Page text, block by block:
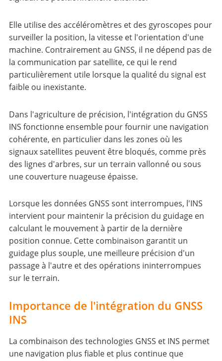
Elle utilise des accéléromètres et des gyroscopes pour
surveiller la position, la vitesse et l'orientation d'une
machine. Contrairement au GNSS, il ne dépend pas de
la communication par satellite, ce qui le rend
particulièrement utile lorsque la qualité du signal est
faible ou inexistante.
Dans l'agriculture de précision, l'intégration du GNSS
INS fonctionne ensemble pour fournir une navigation
cohérente, en particulier dans les zones où les
signaux satellites peuvent être bloqués, comme près
des lignes d'arbres, sur un terrain vallonné ou sous
une couverture nuageuse épaisse.
Lorsque les données GNSS sont interrompues, l'INS
intervient pour maintenir la précision du guidage en
calculant le mouvement à partir de la dernière
position connue. Cette combinaison garantit un
guidage plus souple, une meilleure précision d'un
passage à l'autre et des opérations ininterrompues
sur le terrain.
Importance de l'intégration du GNSS
INS
La combinaison des technologies GNSS et INS permet
une navigation plus fiable et plus continue que